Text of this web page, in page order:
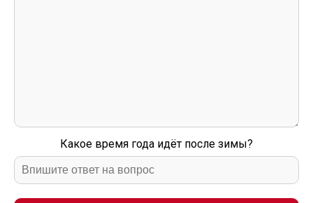
Какое время года идёт после зимы?